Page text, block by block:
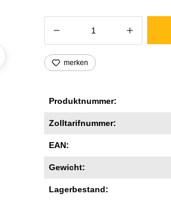
Produkt Anzahl:
merken
Produktnummer:
Zolltarifnummer:
EAN:
Gewicht:
Lagerbestand: